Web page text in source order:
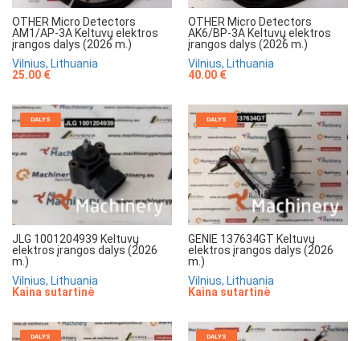
OTHER Micro Detectors
AM1/AP-3A Keltuvų elektros
įrangos dalys (2026 m.)
Vilnius, Lithuania
25.00 €
OTHER Micro Detectors
AK6/BP-3A Keltuvų elektros
įrangos dalys (2026 m.)
Vilnius, Lithuania
40.00 €
DALYS
JLG 1001204939 Keltuvų
elektros įrangos dalys (2026
m.)
Vilnius, Lithuania
Kaina sutartinė
DALYS
GENIE 137634GT Keltuvų
elektros įrangos dalys (2026
m.)
Vilnius, Lithuania
Kaina sutartinė
DALYS DALYS